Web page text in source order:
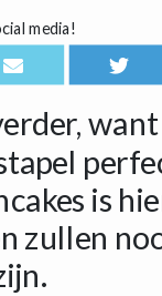
media!
want
is
zullen